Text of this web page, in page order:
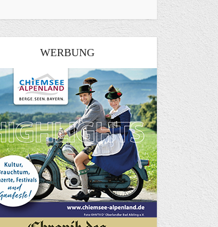
WERBUNG